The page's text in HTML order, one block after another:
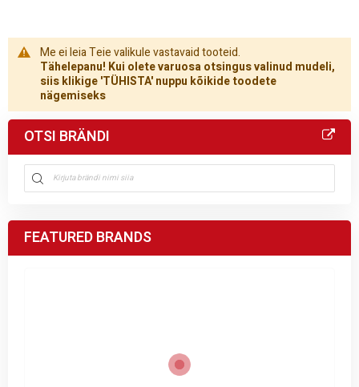
Me ei leia Teie valikule vastavaid tooteid.
Tähelepanu! Kui olete varuosa otsingus valinud mudeli,
siis klikige 'TÜHISTA' nuppu kõikide toodete
nägemiseks
OTSI BRÄNDI
FEATURED BRANDS